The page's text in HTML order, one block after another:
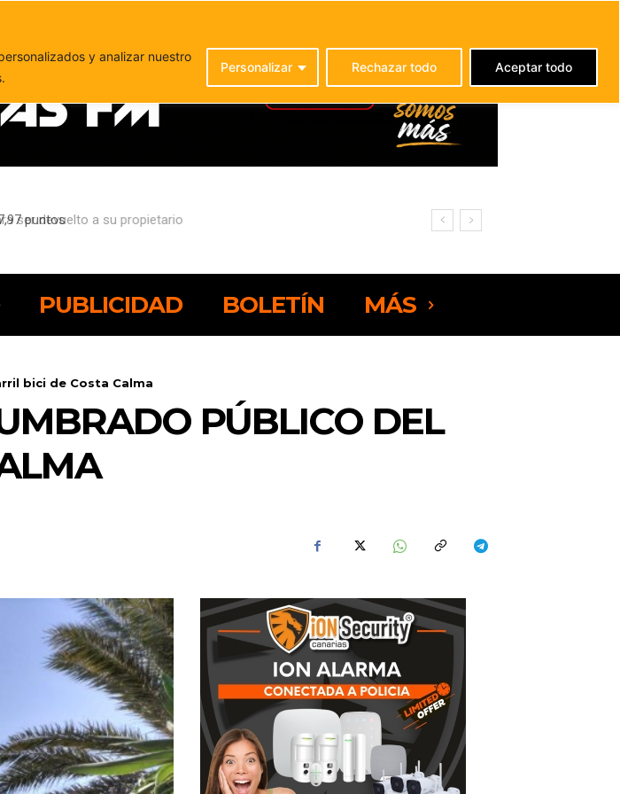
y analizar nuestro
Personalizar Rechazar todo Aceptar todo
ser devuelto a su propietario
PUBLICIDAD BOLETÍN MÁS
bici de Costa Calma
PÚBLICO DEL